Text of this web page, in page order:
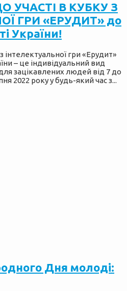
В КУБКУ З
ГРИ «ЕРУДИТ» до
України!
інтелектуальної гри «Ерудит»
– це індивідуальний вид
зацікавлених людей від 7 до
2022 року у будь-який час з...
Дня молоді: